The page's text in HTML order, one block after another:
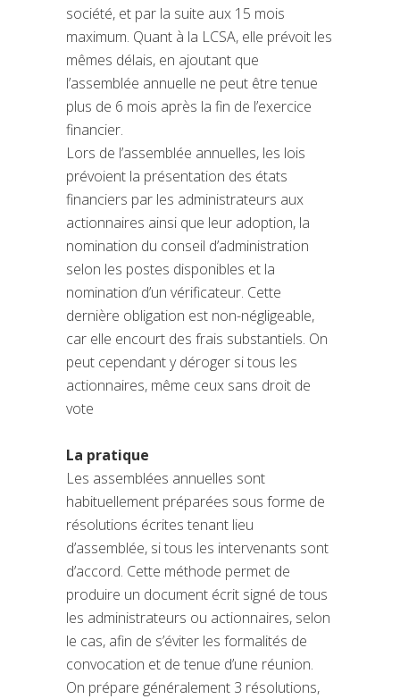
société, et par la suite aux 15 mois
maximum. Quant à la LCSA, elle prévoit les
mêmes délais, en ajoutant que
l’assemblée annuelle ne peut être tenue
plus de 6 mois après la fin de l’exercice
financier.
Lors de l’assemblée annuelles, les lois
prévoient la présentation des états
financiers par les administrateurs aux
actionnaires ainsi que leur adoption, la
nomination du conseil d’administration
selon les postes disponibles et la
nomination d’un vérificateur. Cette
dernière obligation est non-négligeable,
car elle encourt des frais substantiels. On
peut cependant y déroger si tous les
actionnaires, même ceux sans droit de
vote
La pratique
Les assemblées annuelles sont
habituellement préparées sous forme de
résolutions écrites tenant lieu
d’assemblée, si tous les intervenants sont
d’accord. Cette méthode permet de
produire un document écrit signé de tous
les administrateurs ou actionnaires, selon
le cas, afin de s’éviter les formalités de
convocation et de tenue d’une réunion.
On prépare généralement 3 résolutions,